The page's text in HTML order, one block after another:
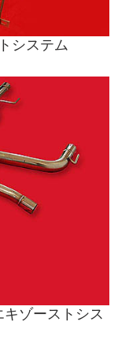
システム
キゾーストシス